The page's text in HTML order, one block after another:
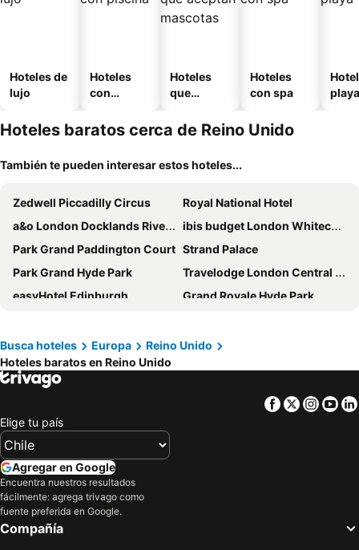
Hoteles de
lujo
Hoteles
con
Hoteles
que
mascotas
Hoteles
con spa
playa
Hoteles baratos cerca de Reino Unido
También te pueden interesar estos hoteles...
Zedwell Piccadilly Circus
Royal National Hotel
a&o London Docklands Riverside
ibis budget London Whitechapel - Brick Lane
Park Grand Paddington Court Strand Palace
Park Grand Hyde Park
Travelodge London Central City Road
easyHotel Edinburgh
Grand Royale Hyde Park
LSE Carr-Saunders Hall
hub by Premier Inn Edinburgh Royal Mile hotel
Travelodge London Kings Cross Royal Scot
Premier Inn Heathrow Airport Terminal 4
Holiday Inn Express London - Wandsworth By Ihg
Summer Stays at The University of Edinburgh
Travelodge Edinburgh Central Queen Street
Crowne Plaza London - Kingston By Ihg
Sofitel London Heathrow
Holiday Inn Express Manchester Airport by IHG
Busca hoteles Europa
Reino Unido
Hoteles baratos en Reino Unido
Facebook
Twitter
Elige tu país
Agregar en Google
Encuentra nuestros resultados
fácilmente: agrega trivago como
fuente preferida en Google.
Compañía